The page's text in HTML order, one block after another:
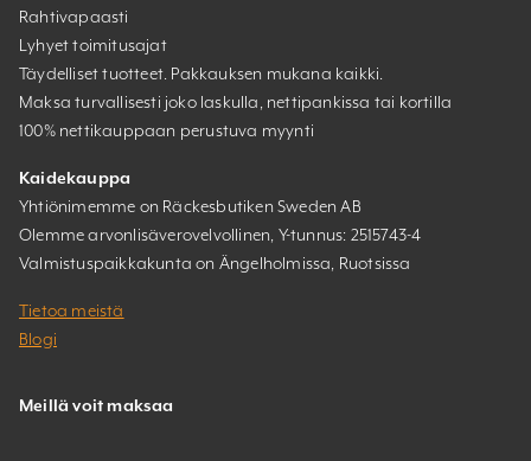
Rahtivapaasti
Lyhyet toimitusajat
Täydelliset tuotteet. Pakkauksen mukana kaikki.
Maksa turvallisesti joko laskulla, nettipankissa tai kortilla
100% nettikauppaan perustuva myynti
Kaidekauppa
Yhtiönimemme on Räckesbutiken Sweden AB
Olemme arvonlisäverovelvollinen, Y-tunnus: 2515743-4
Valmistuspaikkakunta on Ängelholmissa, Ruotsissa
Tietoa meistä
Blogi
Meillä voit maksaa